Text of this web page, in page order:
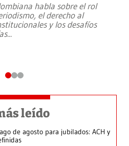
habla sobre el rol
el derecho al
y los desafíos
...
leído
de agosto para jubilados: ACH y